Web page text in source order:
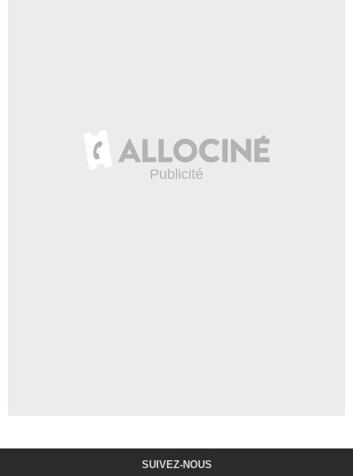
SUIVEZ-NOUS